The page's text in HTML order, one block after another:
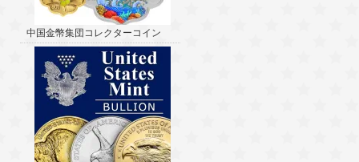
中国金幣集団コレクターコイン